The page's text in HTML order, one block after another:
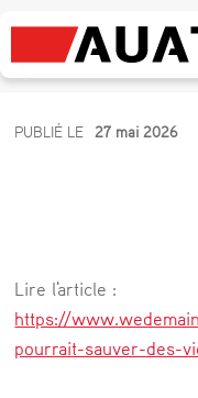
Végétaliser les
vies
V
t
a
l
PUBLIÉ LE 27 mai 2026
Lire l'article :
https://
pourrait-sauver-des-